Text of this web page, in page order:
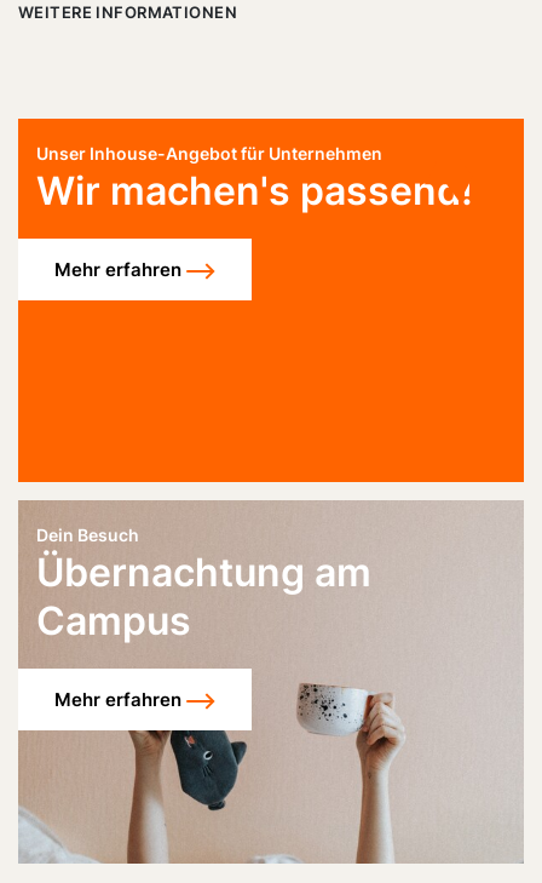
WEITERE INFORMATIONEN
Unser Inhouse-Angebot für Unternehmen
Wir machen's passend!
Mehr erfahren
Dein Besuch
Übernachtung am
Campus
Mehr erfahren